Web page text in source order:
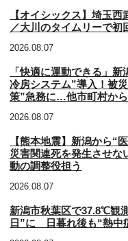
【オイシックス】埼玉
／大川のタイムリーで初
2026.08.07
「快適に運動できる」
冷房システム”導入！被
策”急務に…他市町村か
2026.08.07
【熊本地震】新潟から“
災害関連死を発生させ
動の調整役担う
2026.08.07
新潟市秋葉区で37.8℃観
日”に 日暮れ後も“熱中